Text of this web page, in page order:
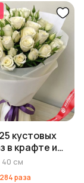
кустовых
в крафте и
40 см
284раза